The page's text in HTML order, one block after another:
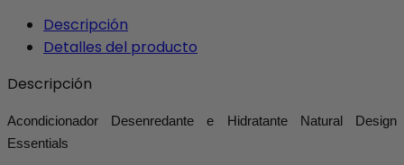
Descripción
Detalles del producto
Descripción
Acondicionador Desenredante e Hidratante Natural Design
Essentials